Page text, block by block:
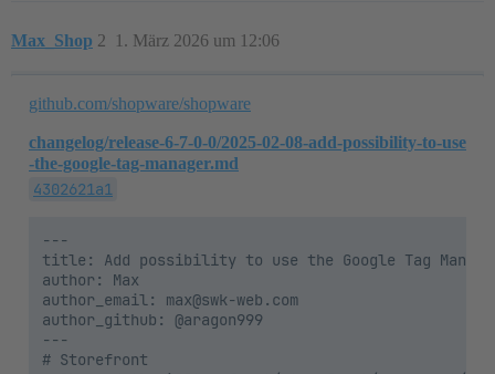
Max_Shop 1. März 2026 um 12:06
2
github.com/shopware/shopware
changelog/release-6-7-0-0/2025-02-08-add-possibility-to-use
-the-google-tag-manager.md
4302621a1
---
title: Add possibility to use the Google Tag
author: Max
author_email: max@swk-web.com
author_github: @aragon999
---
# Storefront